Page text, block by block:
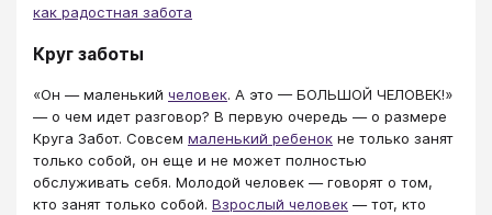
как радостная забота
Круг заботы
«Он — маленький человек. А это — БОЛЬШОЙ ЧЕЛОВЕК!»
— о чем идет разговор? В первую очередь — о размере
Круга Забот. Совсем маленький ребенок не только занят
только собой, он еще и не может полностью
обслуживать себя. Молодой человек — говорят о том,
кто занят только собой. Взрослый человек — тот, кто